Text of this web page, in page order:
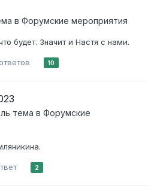
в Форумские мероприятия
будет. Значит и Настя с нами.
10
тема в Форумские
2